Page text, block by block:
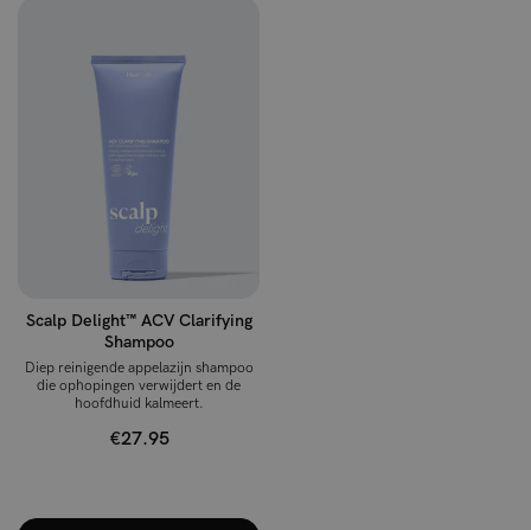
Scalp Delight™ ACV Clarifying
Shampoo
Diep reinigende appelazijn shampoo
die ophopingen verwijdert en de
hoofdhuid kalmeert.
€27.95